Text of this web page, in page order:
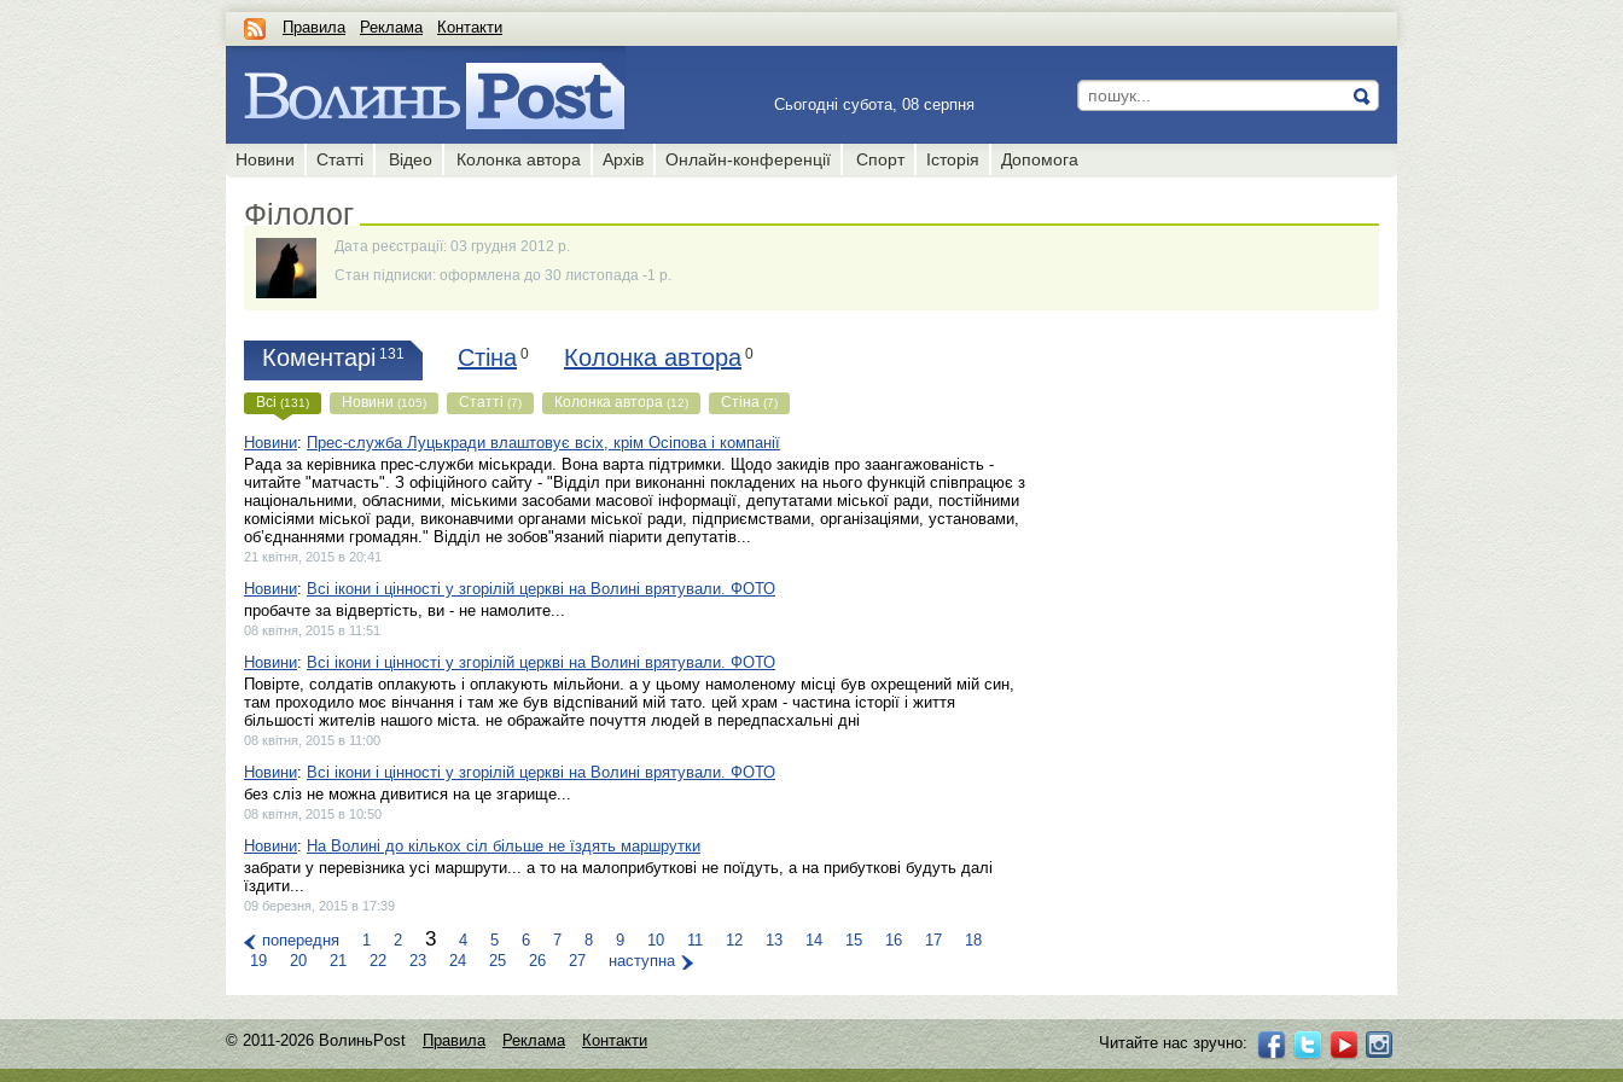
Правила Реклама Контакти
Сьогодні субота, 08 серпня
Новини Статті Відео Колонка автора Архів Онлайн-конференції Спорт Історія Допомога
Філолог
Дата реєстрації: 03 грудня 2012 р.
Стан підписки: оформлена до 30 листопада -1 р.
Коментарі 131 Стіна 0 Колонка автора 0
Всі (131) Новини (105) Статті (7) Колонка автора (12) Стіна (7)
Новини: Прес-служба Луцькради влаштовує всіх, крім Осіпова і компанії
Рада за керівника прес-служби міськради. Вона варта підтримки. Щодо закидів про заангажованість -
читайте "матчасть". З офіційного сайту - "Відділ при виконанні покладених на нього функцій співпрацює з
національними, обласними, міськими засобами масової інформації, депутатами міської ради, постійними
комісіями міської ради, виконавчими органами міської ради, підприємствами, організаціями, установами,
об’єднаннями громадян." Відділ не зобов"язаний піарити депутатів...
21 квітня, 2015 в 20:41
Новини: Всі ікони і цінності у згорілій церкві на Волині врятували. ФОТО
пробачте за відвертість, ви - не намолите...
08 квітня, 2015 в 11:51
Новини: Всі ікони і цінності у згорілій церкві на Волині врятували. ФОТО
Повірте, солдатів оплакують і оплакують мільйони. а у цьому намоленому місці був охрещений мій син,
там проходило моє вінчання і там же був відспіваний мій тато. цей храм - частина історії і життя
більшості жителів нашого міста. не ображайте почуття людей в передпасхальні дні
08 квітня, 2015 в 11:00
Новини: Всі ікони і цінності у згорілій церкві на Волині врятували. ФОТО
без сліз не можна дивитися на це згарище...
08 квітня, 2015 в 10:50
Новини: На Волині до кількох сіл більше не їздять маршрутки
забрати у перевізника усі маршрути... а то на малоприбуткові не поїдуть, а на прибуткові будуть далі
їздити...
09 березня, 2015 в 17:39
попередня 1 2 3 4 5 6 7 8 9 10 11 12 13 14 15 16 17
18
19
20 21 22 23 24 25 26 27 наступна
© 2011-2026 ВолиньPost Правила Реклама Контакти Читайте нас зручно: